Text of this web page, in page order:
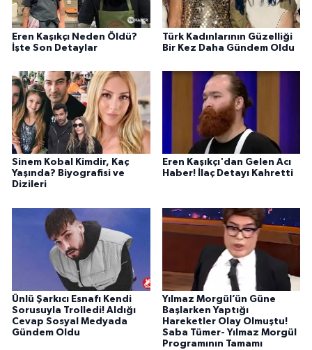
Eren Kaşıkçı Neden Öldü?
İşte Son Detaylar
Türk Kadınlarının Güzelliği
Bir Kez Daha Gündem Oldu
Sinem Kobal Kimdir, Kaç
Yaşında? Biyografisi ve
Dizileri
Eren Kaşıkçı'dan Gelen Acı
Haber! İlaç Detayı Kahretti
Ünlü Şarkıcı Esnafı Kendi
Sorusuyla Trolledi! Aldığı
Cevap Sosyal Medyada
Gündem Oldu
Yılmaz Morgül’ün Güne
Başlarken Yaptığı
Hareketler Olay Olmuştu!
Saba Tümer- Yılmaz Morgül
Programının Tamamı